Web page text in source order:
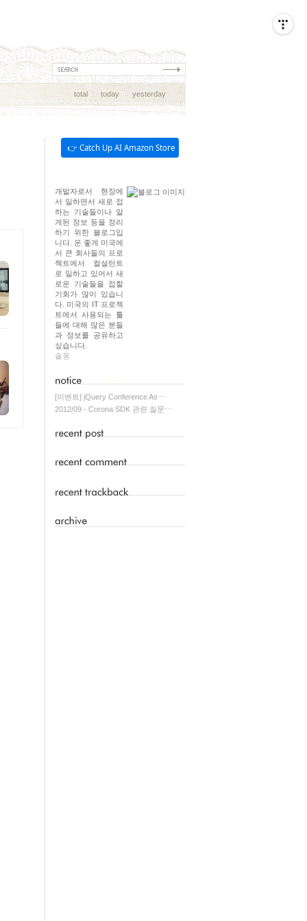
total today yesterday
👉 Catch Up AI Amazon Store
개발자로서 현장에
서 일하면서 새로 접
하는 기술들이나 알
게된 정보 등을 정리
하기 위한 블로그입
니다. 운 좋게 미국에
서 큰 회사들의 프로
젝트에서 컬설턴트
로 일하고 있어서 새
로운 기술들을 접할
기회가 많이 있습니
다. 미국의 IT 프로젝
트에서 사용되는 툴
들에 대해 많은 분들
과 정보를 공유하고
싶습니다.
솔웅
[이벤트] jQuery Conference As⋯
2012/09 - Corona SDK 관련 질문⋯